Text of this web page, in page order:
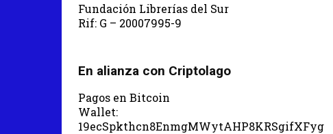
Fundación Librerías del Sur
Rif: G – 20007995-9
En alianza con Criptolago
Pagos en Bitcoin
Wallet:
19ecSpkthcn8EnmgMWytAHP8KRSgifXFyg